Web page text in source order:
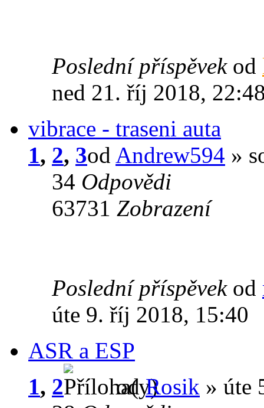
Poslední příspěvek od
ned 21. říj 2018,
vibrace - traseni auta
1, 2, 3od Andrew594 »
34 Odpovědi
63731 Zobrazení
Poslední příspěvek od
úte 9. říj 2018, 15:40
ASR a ESP
1, 2 odRosik » úte